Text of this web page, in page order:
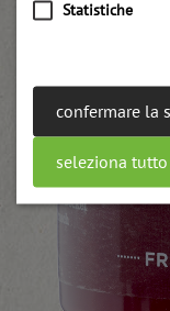
Statistiche
confermare la
seleziona tutto